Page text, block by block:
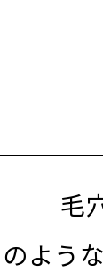
毛
よう